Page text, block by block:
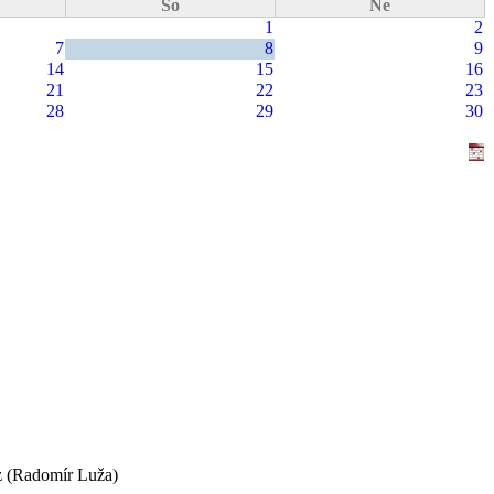
So
Ne
1
2
7
8
9
14
15
16
21
22
23
28
29 30
(Radomír Luža)